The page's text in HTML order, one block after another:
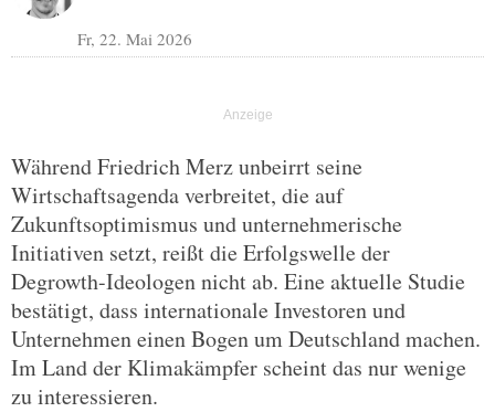
Fr, 22. Mai 2026
Während Friedrich Merz unbeirrt seine
Wirtschaftsagenda verbreitet, die auf
Zukunftsoptimismus und unternehmerische
Initiativen setzt, reißt die Erfolgswelle der
Degrowth-Ideologen nicht ab. Eine aktuelle Studie
bestätigt, dass internationale Investoren und
Unternehmen einen Bogen um Deutschland machen.
Im Land der Klimakämpfer scheint das nur wenige
zu interessieren.